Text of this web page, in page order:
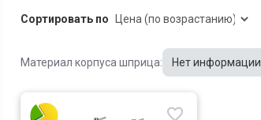
Сортировать по
Материал корпуса шприца: Нет информации